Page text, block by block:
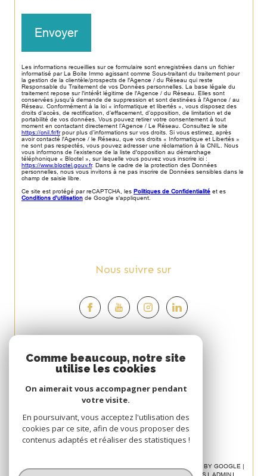
Envoyer
Les informations recueillies sur ce formulaire sont enregistrées dans un fichier
informatisé par La Boite Immo agissant comme Sous-traitant du traitement pour
la gestion de la clientèle/prospects de l'Agence / du Réseau qui reste
Responsable du Traitement de vos Données personnelles. La base légale du
traitement repose sur l'intérêt légitime de l'Agence / du Réseau. Elles sont
conservées jusqu'à demande de suppression et sont destinées à l'Agence / au
Réseau. Conformément à la loi « informatique et libertés », vous disposez des
droits d’accès, de rectification, d’effacement, d’opposition, de limitation et de
portabilité de vos données. Vous pouvez retirer votre consentement à tout
moment en contactant directement l’Agence / Le Réseau. Consultez le site
https://cnil.fr/frpour plus d’informations sur vos droits. Si vous estimez, après
avoir contacté l'Agence / le Réseau, que vos droits « Informatique et Libertés »
ne sont pas respectés, vous pouvez adresser une réclamation à la CNIL. Nous
vous informons de l’existence de la liste d'opposition au démarchage
téléphonique « Bloctel », sur laquelle vous pouvez vous inscrire ici :
https://www.bloctel.gouv.fr. Dans le cadre de la protection des Données
personnelles, nous vous invitons à ne pas inscrire de Données sensibles dans le
champ de saisie libre.
Ce site est protégé par reCAPTCHA, les Politiques de Confidentialité et es
Conditions d'utilisation de Google s'appliquent.
Nous suivre sur
Espace
PROPRIÉTAIRE
Se connecter
Avis
CLIENT
© 2026 | TOUS DROITS RÉSERVÉS | TRADUCTION POWERED BY GOOGLE |
MENTIONS LÉGALES ADMIN
Comme beaucoup, notre site
utilise les cookies
On aimerait vous accompagner pendant
votre visite.
En poursuivant, vous acceptez l'utilisation des
cookies par ce site, afin de vous proposer des
contenus adaptés et réaliser des statistiques !